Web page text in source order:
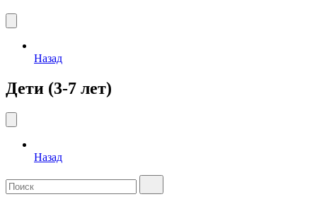
Назад
Дети (3-7 лет)
Назад